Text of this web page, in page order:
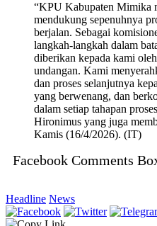
“KPU Kabupaten Mimika
mendukung sepenuhnya
berjalan. Sebagai
langkah-langkah dalam
diberikan kepada kami
undangan. Kami
dan proses selanjutnya
yang berwenang, dan
dalam setiap tahapan
Hironimus yang juga
Kamis (16/4/2026). (IT)
Facebook Comments
Headline News